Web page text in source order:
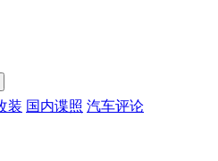
装 国内谍照 汽车评论